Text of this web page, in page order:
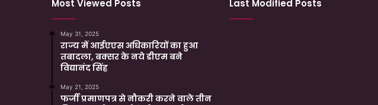
Most Viewed Posts
May 31, 2025
राज्य में आईएएस अधिकारियों का हुआ
तबादला, बक्सर के नये डीएम बने
विद्यानंद सिंह
May 21, 2025
फर्जी प्रमाणपत्र से नौकरी करने वाले तीन
Last Modified Posts